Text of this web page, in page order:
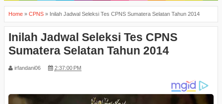
Home » CPNS » Inilah Jadwal Seleksi Tes CPNS Sumatera Selatan Tahun 2014
Inilah Jadwal Seleksi Tes CPNS
Sumatera Selatan Tahun 2014
irfandani06 2:37:00 PM